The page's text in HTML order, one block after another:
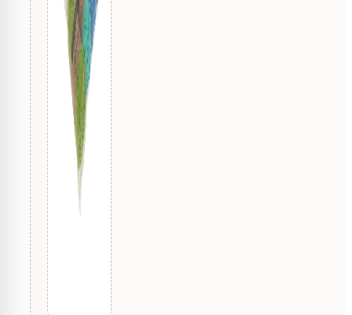
100, 101, 105, 113, 114, 115, 128, 146, 157, 162, 164,
401, 402, 403, 404, 410, 413, 503, 504, 505, 506,
24955 Berry Bliss, 24956 Pizza Pie, 24957
Harvest Tart, 24964 Summer Sherbet
Verpakking
Colour Pack, Losse bollen
Merk
Scheepjes